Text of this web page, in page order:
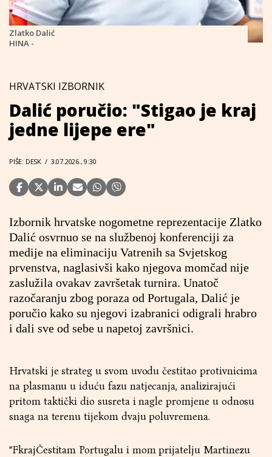
Zlatko Dalić
HINA -
HRVATSKI IZBORNIK
Dalić poručio: "Stigao je kraj
jedne lijepe ere"
PIŠE: DESK / 3.07.2026., 9:30
Izbornik hrvatske nogometne reprezentacije Zlatko
Dalić osvrnuo se na službenoj konferenciji za
medije na eliminaciju Vatrenih sa Svjetskog
prvenstva, naglasivši kako njegova momčad nije
zaslužila ovakav završetak turnira. Unatoč
razočaranju zbog poraza od Portugala, Dalić je
poručio kako su njegovi izabranici odigrali hrabro
i dali sve od sebe u napetoj završnici.
Hrvatski je strateg u svom uvodu čestitao protivnicima
na plasmanu u iduću fazu natjecanja, analizirajući
pritom taktički dio susreta i nagle promjene u odnosu
snaga na terenu tijekom dvaju poluvremena.
“FkrajČestitam Portugalu i mom prijatelju Martinezu